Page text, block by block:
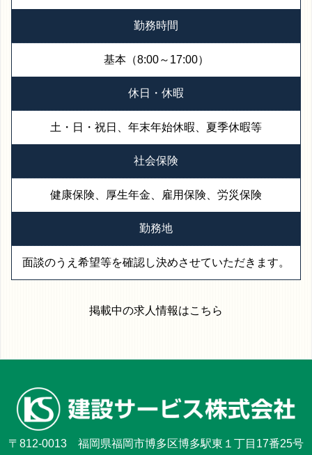
勤務時間
基本（8:00～17:00）
休日・休暇
土・日・祝日、年末年始休暇、夏季休暇等
社会保険
健康保険、厚生年金、雇用保険、労災保険
勤務地
面談のうえ希望等を確認し決めさせていただきます。
掲載中の求人情報はこちら
〒812-0013 福岡県福岡市博多区博多駅東１丁目17番25号